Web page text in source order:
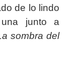
de lo lindo
una junto a
sombra del